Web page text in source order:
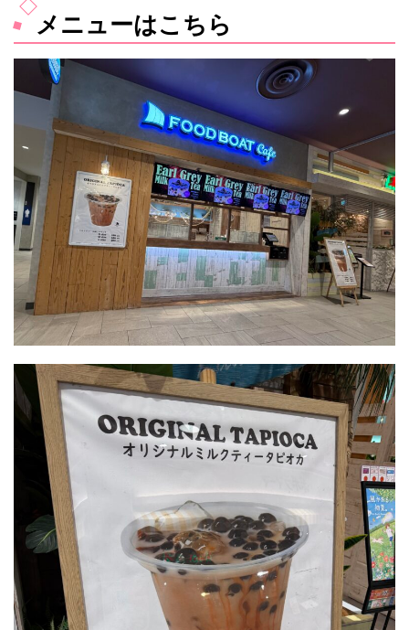
メニューはこちら